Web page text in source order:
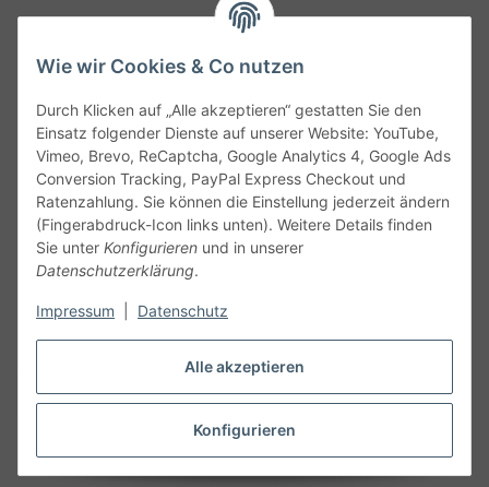
Alle akzeptieren
Konfigurieren
Wie wir Cookies & Co nutzen
Durch Klicken auf „Alle akzeptieren“ gestatten Sie den
Einsatz folgender Dienste auf unserer Website: YouTube,
Vimeo, Brevo, ReCaptcha, Google Analytics 4, Google Ads
Conversion Tracking, PayPal Express Checkout und
Ratenzahlung. Sie können die Einstellung jederzeit ändern
(Fingerabdruck-Icon links unten). Weitere Details finden
Sie unter Konfigurieren und in unserer
Datenschutzerklärung.
Impressum Datenschutz
Service
Gesetzliche Informationen
Alle technischen Angaben ohne Gewähr. Irrtümer und fehlerhafte
Angaben vorbehalten. Wenn Sie Datenblätter oder spezielle
unseren Kundenservice. Abbildungen der Artikel können
Vertrag widerrufen